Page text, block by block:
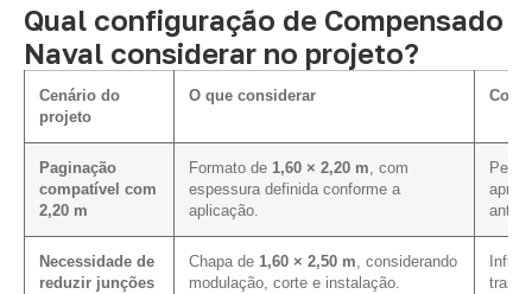
Qual configuração de Compensado
Naval considerar no projeto?
Cenário do
projeto
O que considerar
Paginação
compatível com
2,20 m
Formato de 1,60 × 2,20 m , com
espessura definida conforme a
aplicação.
antes
Necessidade de
reduzir junções
Chapa de 1,60 × 2,50 m , considerando
modulação, corte e instalação.